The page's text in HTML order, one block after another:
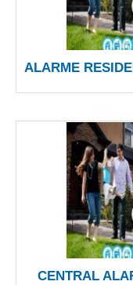
ALARME
CENTRAL